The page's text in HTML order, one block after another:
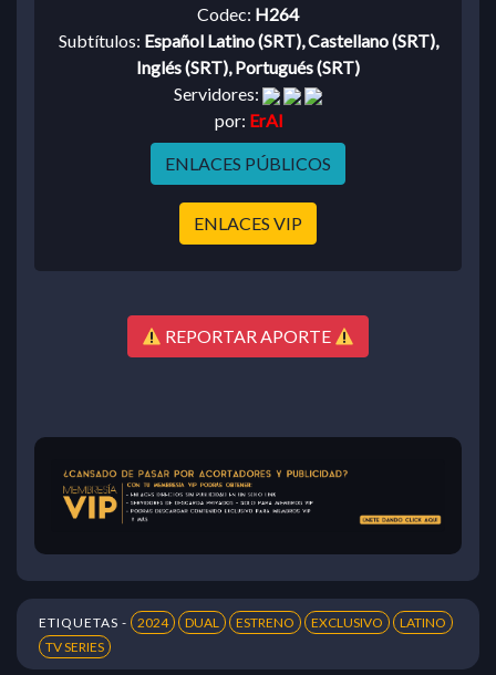
Codec: H264
Subtítulos: Español Latino (SRT), Castellano (SRT),
Inglés (SRT), Portugués (SRT)
Servidores:
por: ErAl
ENLACES PÚBLICOS
ENLACES VIP
REPORTAR APORTE
ETIQUETAS - 2024 DUAL ESTRENO EXCLUSIVO
LATINO
TV SERIES